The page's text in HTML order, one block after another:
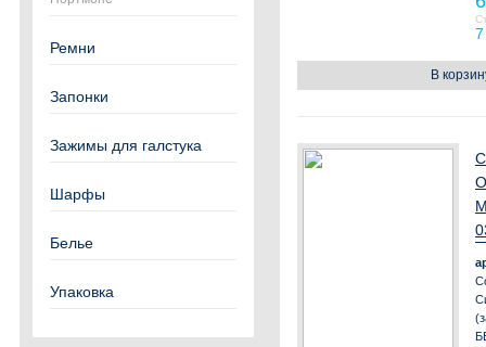
Ремни
Запонки
Зажимы для галстука
Шарфы
Белье
Упаковка
В